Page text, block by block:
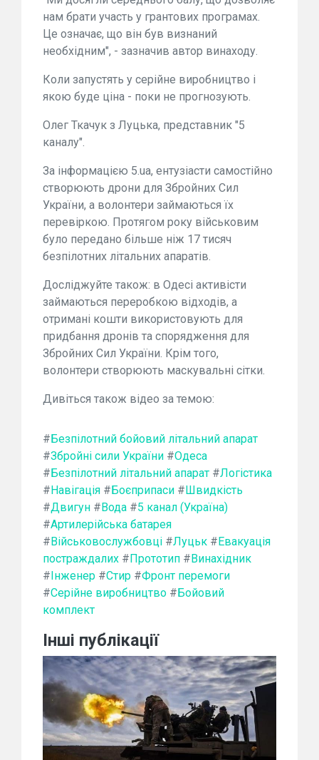
нам брати участь у грантових програмах.
Це означає, що він був визнаний
необхідним", - зазначив автор винаходу.
Коли запустять у серійне виробництво і
якою буде ціна - поки не прогнозують.
Олег Ткачук з Луцька, представник "5
каналу".
За інформацією 5.ua, ентузіасти самостійно
створюють дрони для Збройних Сил
України, а волонтери займаються їх
перевіркою. Протягом року військовим
було передано більше ніж 17 тисяч
безпілотних літальних апаратів.
Досліджуйте також: в Одесі активісти
займаються переробкою відходів, а
отримані кошти використовують для
придбання дронів та спорядження для
Збройних Сил України. Крім того,
волонтери створюють маскувальні сітки.
Дивіться також відео за темою:
#Безпілотний бойовий літальний апарат
#Збройні сили України #Одеса
#Безпілотний літальний апарат #Логістика
#Навігація #Боєприпаси #Швидкість
#Двигун #Вода #5 канал (Україна)
#Артилерійська батарея
#Військовослужбовці #Луцьк #Евакуація
постраждалих #Прототип #Винахідник
#Інженер #Стир #Фронт перемоги
#Серійне виробництво #Бойовий
комплект
Інші публікації